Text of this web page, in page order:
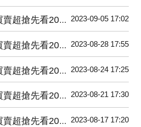
搶先看20230905 2023-09-05 17:02
搶先看20230828 2023-08-28 17:55
搶先看20230824 2023-08-24 17:25
搶先看20230821 2023-08-21 17:30
搶先看20230817 2023-08-17 17:20